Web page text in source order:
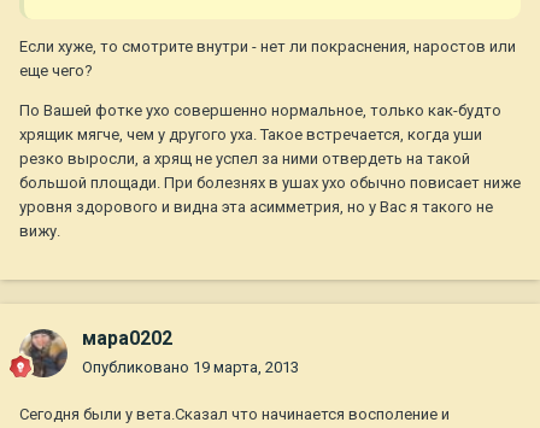
Если хуже, то смотрите внутри - нет ли покраснения, наростов или
еще чего?
По Вашей фотке ухо совершенно нормальное, только как-будто
хрящик мягче, чем у другого уха. Такое встречается, когда уши
резко выросли, а хрящ не успел за ними отвердеть на такой
большой площади. При болезнях в ушах ухо обычно повисает ниже
уровня здорового и видна эта асимметрия, но у Вас я такого не
вижу.
мара0202
Опубликовано 19 марта, 2013
Сегодня были у вета.Сказал что начинается восполение и